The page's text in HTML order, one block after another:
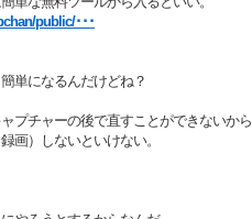
public/･･･
単になるんだけどね？
プチャーの後で直すことができないから
画）しないといけない。